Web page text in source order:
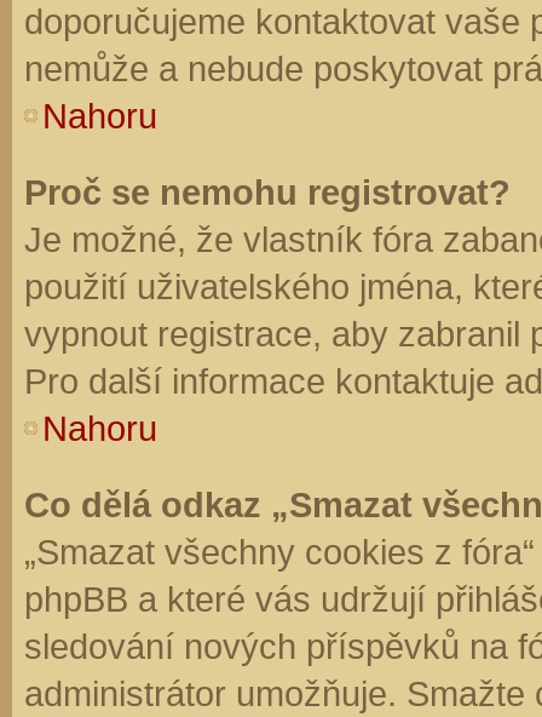
doporučujeme kontaktovat vaše
nemůže a nebude poskytovat
Nahoru
Proč se nemohu registrovat?
Je možné, že vlastník fóra
použití uživatelského jména,
vypnout registrace, aby zabranil
Pro další informace kontaktuje
Nahoru
Co dělá odkaz „Smazat
„Smazat všechny cookies z
phpBB a které vás udržují
sledování nových příspěvků na
administrátor umožňuje.